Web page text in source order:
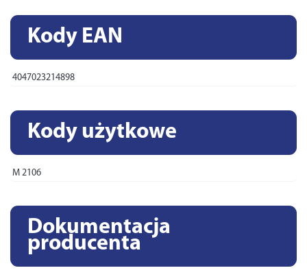
Kody EAN
4047023214898
Kody użytkowe
M 2106
Dokumentacja
producenta